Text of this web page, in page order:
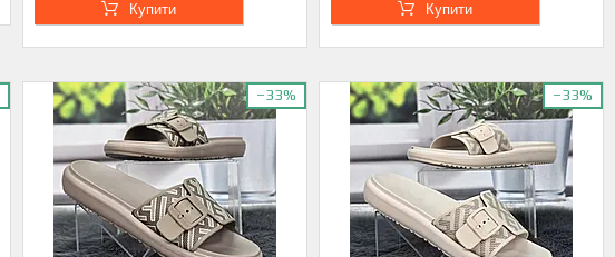
Купити Купити
–33% –33%